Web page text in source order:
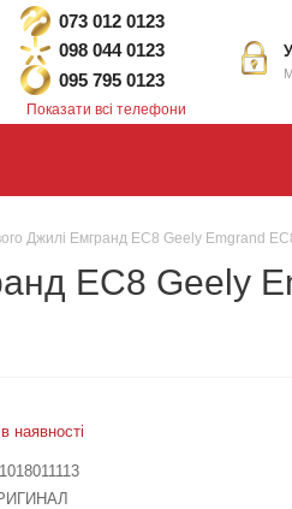
073 012 0123
098 044 0123
095 795 0123
Показати всі телефони
Джилі Емгранд ЕС8 Geely
ЕС8 Geely
наявності
1018011113